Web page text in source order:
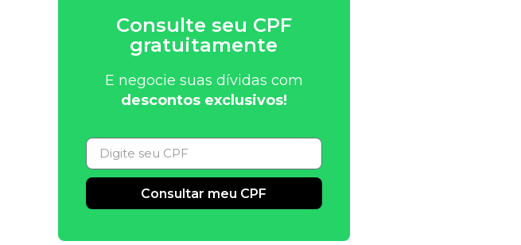
Consulte seu CPF
gratuitamente
E negocie suas dívidas com
descontos exclusivos!
Consultar meu CPF